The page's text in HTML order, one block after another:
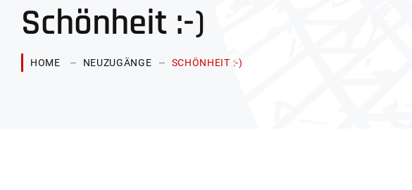
Schönheit :-)
HOME NEUZUGÄNGE SCHÖNHEIT :-)